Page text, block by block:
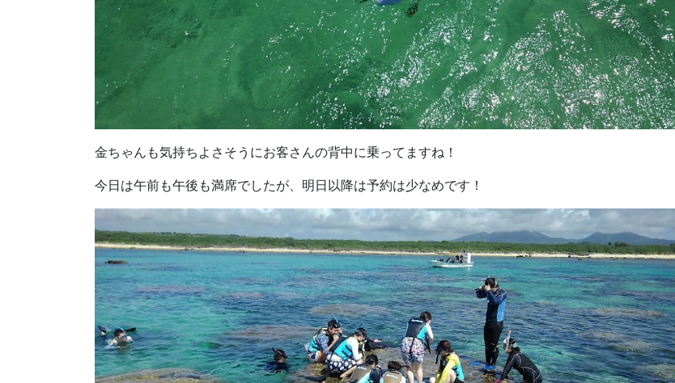
金ちゃんも気持ちよさそうにお客さんの背中に乗ってますね！
今日は午前も午後も満席でしたが、明日以降は予約は少なめです！